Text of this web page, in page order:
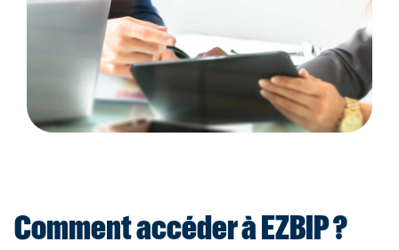
Comment accéder à EZBIP ?